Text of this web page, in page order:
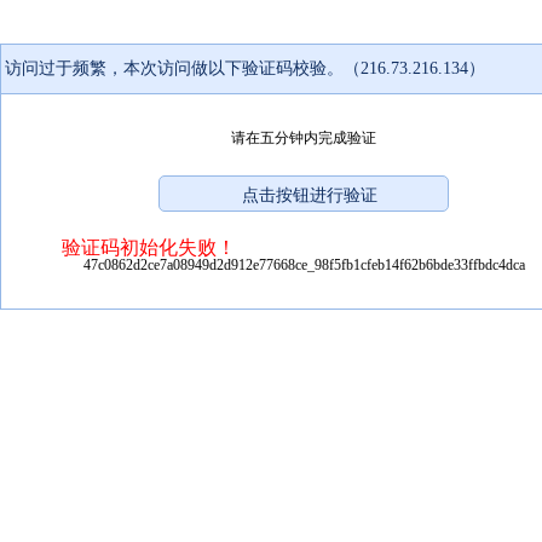
访问过于频繁，本次访问做以下验证码校验。（216.73.216.134）
请在五分钟内完成验证
验证码初始化失败！
47c0862d2ce7a08949d2d912e77668ce_98f5fb1cfeb14f62b6bde33ffbdc4dca